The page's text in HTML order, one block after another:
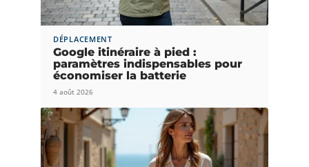
DÉPLACEMENT
Google itinéraire à pied :
paramètres indispensables pour
économiser la batterie
4 août 2026